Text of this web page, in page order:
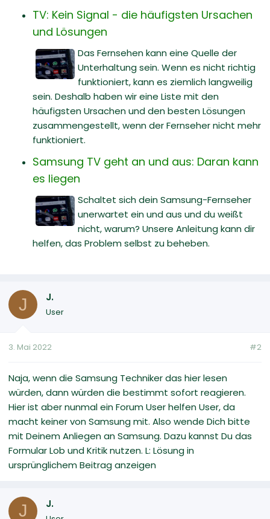
TV: Kein Signal - die häufigsten Ursachen
und Lösungen
Das Fernsehen kann eine Quelle der
Unterhaltung sein. Wenn es nicht richtig
funktioniert, kann es ziemlich langweilig
sein. Deshalb haben wir eine Liste mit den
häufigsten Ursachen und den besten Lösungen
zusammengestellt, wenn der Fernseher nicht mehr
funktioniert.
Samsung TV geht an und aus: Daran kann
es liegen
Schaltet sich dein Samsung-Fernseher
unerwartet ein und aus und du weißt
nicht, warum? Unsere Anleitung kann dir
helfen, das Problem selbst zu beheben.
J J.
User
3. Mai 2022 #2
Naja, wenn die Samsung Techniker das hier lesen
würden, dann würden die bestimmt sofort reagieren.
Hier ist aber nunmal ein Forum User helfen User, da
macht keiner von Samsung mit. Also wende Dich bitte
mit Deinem Anliegen an Samsung. Dazu kannst Du das
Formular Lob und Kritik nutzen. L: Lösung in
ursprünglichem Beitrag anzeigen
J J.